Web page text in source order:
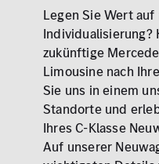
Legen Sie Wert auf
Individualisierung?
zukünftige
Limousine nach
Sie uns in einem
Standorte und
Ihres C-Klasse
Auf unserer